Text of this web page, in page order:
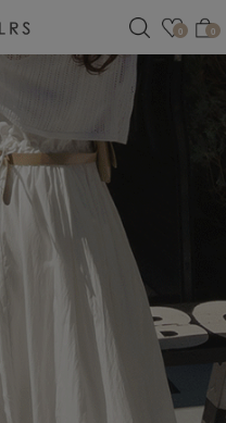
관심
0 0
검색